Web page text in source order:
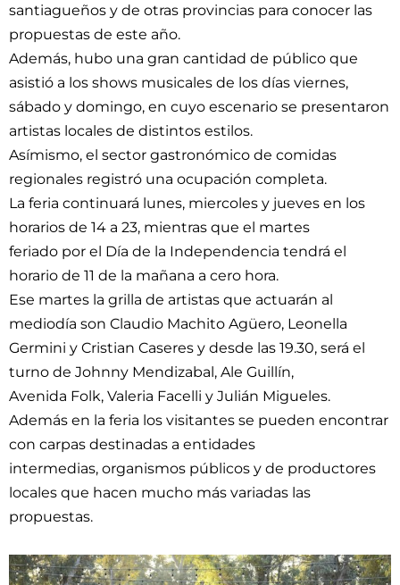
santiagueños y de otras provincias para conocer las
propuestas de este año.
Además, hubo una gran cantidad de público que
asistió a los shows musicales de los días viernes,
sábado y domingo, en cuyo escenario se presentaron
artistas locales de distintos estilos.
Asímismo, el sector gastronómico de comidas
regionales registró una ocupación completa.
La feria continuará lunes, miercoles y jueves en los
horarios de 14 a 23, mientras que el martes
feriado por el Día de la Independencia tendrá el
horario de 11 de la mañana a cero hora.
Ese martes la grilla de artistas que actuarán al
mediodía son Claudio Machito Agüero, Leonella
Germini y Cristian Caseres y desde las 19.30, será el
turno de Johnny Mendizabal, Ale Guillín,
Avenida Folk, Valeria Facelli y Julián Migueles.
Además en la feria los visitantes se pueden encontrar
con carpas destinadas a entidades
intermedias, organismos públicos y de productores
locales que hacen mucho más variadas las
propuestas.